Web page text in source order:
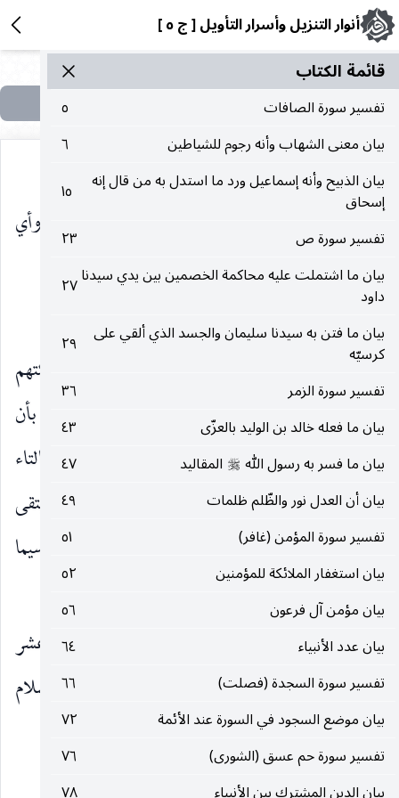
أنوار التنزيل وأسرار التأويل [ ج ٥ ]
قائمة الکتاب
تفسير سورة الصافات
٥
بيان معنى الشهاب وأنه رجوم للشياطين
٦
بيان الذبيح وأنه إسماعيل ورد ما استدل به من قال إنه
إسحاق
١٥
تفسير سورة ص
٢٣
بيان ما اشتملت عليه محاكمة الخصمين بين يدي سيدنا
داود
٢٧
بيان ما فتن به سيدنا سليمان والجسد الذي ألقي على
كرسيّه
٢٩
تفسير سورة الزمر
٣٦
بيان ما فعله خالد بن الوليد بالعزّى
٤٣
بيان ما فسر به رسول الله صلى‌الله‌عليه‌وسلم المقاليد
٤٧
بيان أن العدل نور والظّلم ظلمات
٤٩
تفسير سورة المؤمن (غافر)
٥١
بيان استغفار الملائكة للمؤمنين
٥٢
بيان مؤمن آل فرعون
٥٦
بيان عدد الأنبياء
٦٤
تفسير سورة السجدة (فصلت)
٦٦
بيان موضع السجود في السورة عند الأئمة
٧٢
تفسير سورة حم عسق (الشورى)
٧٦
كَلَّا ردع عن إعراضهم. إِنَّهُ تَذْكِرَةٌ وأي
تذكرة.
فَمَنْ شاءَ ذَكَرَهُ فمن شاء أن يذكره.
(
ذكرهم أو مشيئتهم
كقوله : وَما تَشاؤُنَ إِلَّا أَنْ يَشاءَ اللهُ
وهو تصريح بأن
فعل العبد بمشيئة الله تعالى ، وقرأ نافع تذكرون بالتاء
وقرئ بهما مشددا.(هُوَ أَهْلُ التَّقْوى
حقيق بأن يتقى
عقابه.(وَأَهْلُ الْمَغْفِرَةِ
حقيق بأن يغفر لعباده سيما
المتقين منهم.
وعن النبي
«من قرأ سورة المدثر أعطاه الله عشر
حسنات بعدد من صدق بمحمد عليه الصلاة والسلام
وكذب به بمكة شرفها الله تعالى».